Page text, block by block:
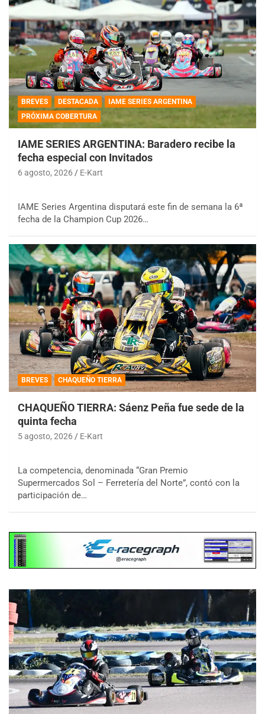
BREVES DESTACADA
IAME SERIES ARGENTINA
PRÓXIMA COBERTURA
IAME SERIES ARGENTINA: Baradero recibe la
fecha especial con Invitados
6 agosto, 2026 E-Kart
IAME Series Argentina disputará este fin de semana la 6ª
fecha de la Champion Cup 2026…
BREVES CHAQUEÑO TIERRA
CHAQUEÑO TIERRA: Sáenz Peña fue sede de la
quinta fecha
5 agosto, 2026 E-Kart
La competencia, denominada “Gran Premio
Supermercados Sol – Ferretería del Norte”, contó con la
participación de…